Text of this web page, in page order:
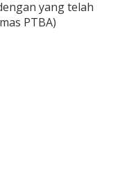
yang telah
PTBA)